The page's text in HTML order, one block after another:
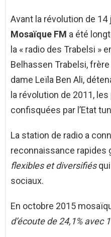
Avant la révolution de 14
Mosaïque FM a été
la « radio des Trabelsi »
Belhassen Trabelsi,
dame Leïla Ben Ali,
la révolution de 2011,
confisquées par l’Etat
La station de radio a
reconnaissance rapides
flexibles et diversifiés
sociaux.
En octobre 2015
d’écoute de 24,1% avec